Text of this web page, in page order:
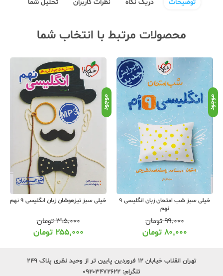
توضیحات دریک نگاه نظرات کاربران تحلیل شما
محصولات مرتبط با انتخاب شما
موجود
خیلی سبز شب امتحان زبان انگلیسی 9
نهم
۹۹,۰۰۰تومان
۸۰,۰۰۰ تومان
موجود
خیلی سبز تیزهوشان زبان انگلیسی 9 نهم
۳۱۵,۰۰۰تومان
۲۵۵,۰۰۰ تومان
تهران انقلاب خیابان ۱۲ فروردین پایین تر از وحید نظری پلاک ۲۴۹
تلگرام: ۰۹۲۰۳۴۷۲۶۲۲